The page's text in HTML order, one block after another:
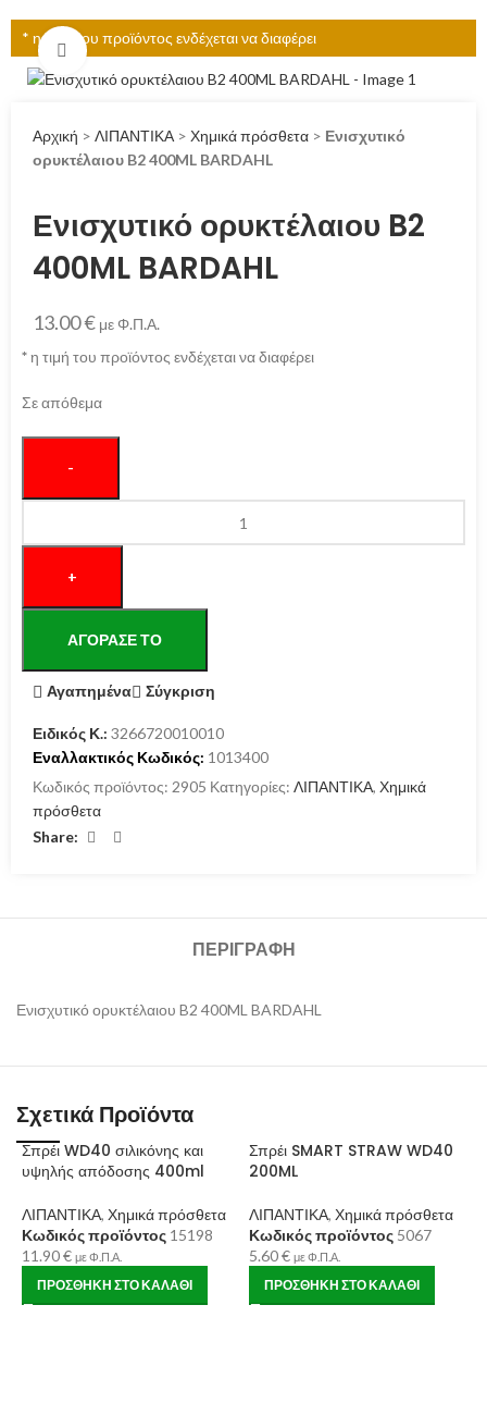
* η τιμή του προϊόντος ενδέχεται να διαφέρει
Click to enlarge
Αρχική > ΛΙΠΑΝΤΙΚΑ > Χημικά πρόσθετα > Ενισχυτικό
ορυκτέλαιου B2 400ML BARDAHL
Ενισχυτικό ορυκτέλαιου B2
400ML BARDAHL
13.00€ με Φ.Π.Α.
*η τιμή του προϊόντος ενδέχεται να διαφέρει
Σε απόθεμα
ΑΓΌΡΑΣΕ ΤΟ
Αγαπημένα Σύγκριση
Ειδικός Κ.: 3266720010010
Εναλλακτικός Κωδικός: 1013400
Κωδικός προϊόντος: 2905 Κατηγορίες: ΛΙΠΑΝΤΙΚΑ, Χημικά
πρόσθετα
Share:
ΠΕΡΙΓΡΑΦΉ
Ενισχυτικό ορυκτέλαιου B2 400ML BARDAHL
Σχετικά Προϊόντα
Σπρέι WD40 σιλικόνης και
υψηλής απόδοσης 400ml
ΛΙΠΑΝΤΙΚΑ, Χημικά πρόσθετα
Κωδικός προϊόντος 15198
11.90€ με Φ.Π.Α.
ΠΡΟΣΘΉΚΗ ΣΤΟ ΚΑΛΆΘΙ
Σπρέι SMART STRAW WD40
200ML
ΛΙΠΑΝΤΙΚΑ, Χημικά πρόσθετα
Κωδικός προϊόντος 5067
5.60€ με Φ.Π.Α.
ΠΡΟΣΘΉΚΗ ΣΤΟ ΚΑΛΆΘΙ